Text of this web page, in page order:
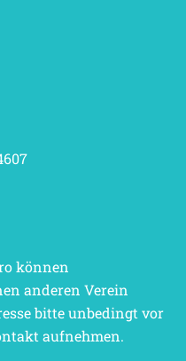
können
anderen Verein
bitte unbedingt vor
aufnehmen.